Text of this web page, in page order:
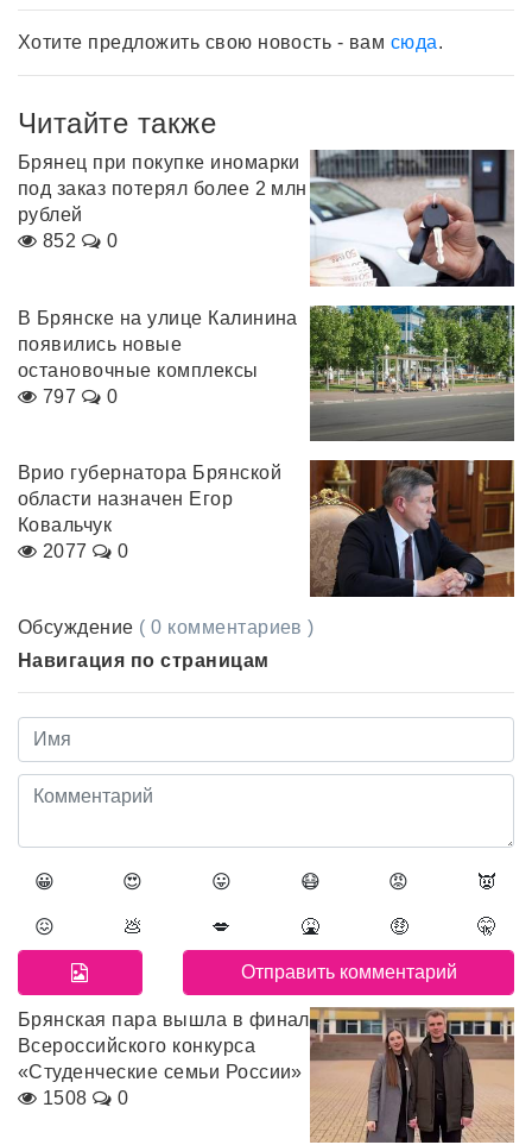
Хотите предложить свою новость - вам сюда.
Читайте также
Брянец при покупке иномарки
под заказ потерял более 2 млн
рублей
852
0
В Брянске на улице Калинина
появились новые
остановочные комплексы
797
0
Врио губернатора Брянской
области назначен Егор
Ковальчук
2077
0
Обсуждение ( 0 комментариев )
Навигация по страницам
😀 😍 😛 😷 😡 👿
😖 💩 💋 🤮 🤑 🤫
Брянская пара вышла в финал
Всероссийского конкурса
«Студенческие семьи России»
1508
0